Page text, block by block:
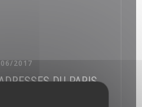
2017
DU PARIS